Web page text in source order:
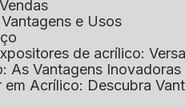
e Usos
Expositores de acrílico:
As Vantagens Inovadoras
em Acrílico: Descubra